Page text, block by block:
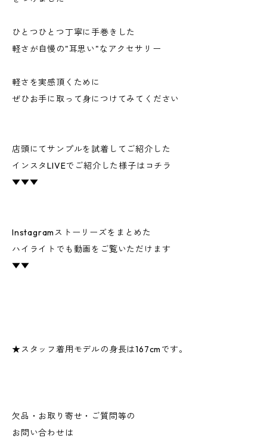
ひとつひとつ丁寧に手巻きした
軽さが自慢の"耳思い"なアクセサリー
軽さを実感頂くために
ぜひお手に取って身につけてみてください
店頭にてサンプルを試着してご紹介した
インスタLIVEでご紹介した様子はコチラ
▼▼▼
Instagramストーリーズをまとめた
ハイライトでも動画をご覧いただけます
▼▼
★スタッフ着用モデルの身長は167cmです。
欠品・お取り寄せ・ご質問等の
お問い合わせは